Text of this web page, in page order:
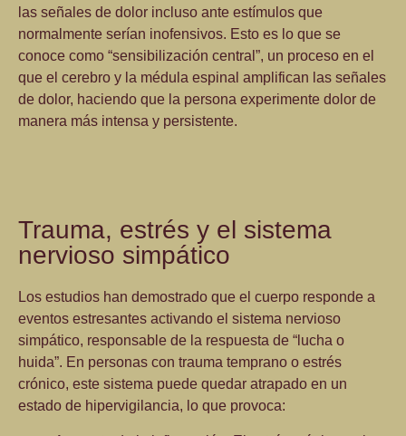
las señales de dolor incluso ante estímulos que
normalmente serían inofensivos. Esto es lo que se
conoce como “sensibilización central”, un proceso en el
que el cerebro y la médula espinal amplifican las señales
de dolor, haciendo que la persona experimente dolor de
manera más intensa y persistente.
Trauma, estrés y el sistema
nervioso simpático
Los estudios han demostrado que el cuerpo responde a
eventos estresantes activando el sistema nervioso
simpático, responsable de la respuesta de “lucha o
huida”. En personas con trauma temprano o estrés
crónico, este sistema puede quedar atrapado en un
estado de hipervigilancia, lo que provoca: